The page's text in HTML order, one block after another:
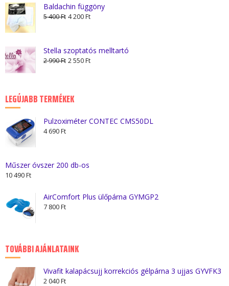
670 Ft.150 Ft.
Baldachin függöny
5 400Ft Original
5
400 Ft.
4 200FtCurrent
4
200 Ft.
Stella szoptatós melltartó
2 990Ft Original
2
990 Ft.
2 550FtCurrent
LEGÚJABB TERMÉKEK
Pulzoximéter CONTEC CMS50DL
4 690Ft
Műszer óvszer 200 db-os
10 490Ft
AirComfort Plus ülőpárna GYMGP2
7 800Ft
TOVÁBBI AJÁNLATAINK
Vivafit kalapácsujj korrekciós gélpárna 3 ujjas GYVFK3
2 040Ft